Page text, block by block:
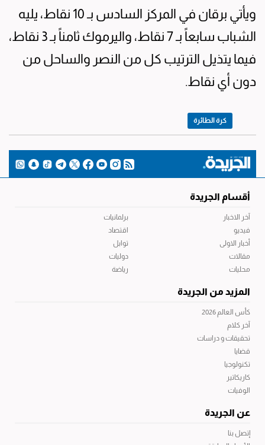
ويأتي برقان في المركز السادس بـ 10 نقاط، يليه
الشباب سابعاً بـ 7 نقاط، واليرموك ثامناً بـ 3 نقاط،
فيما يتذيل الترتيب كل من النصر والساحل من
دون أي نقاط.
كرة الطائرة
أقسام الجريدة
آخر الاخبار
فيديو
أخبار الاولى
مقالات
محليات
برلمانيات
اقتصاد
توابل
دوليات
رياضة
المزيد من الجريدة
كأس العالم 2026
آخر كلام
تحقيقات و دراسات
قضايا
تكنولوجيا
كاريكاتير
الوفيات
عن الجريدة
إتصل بنا